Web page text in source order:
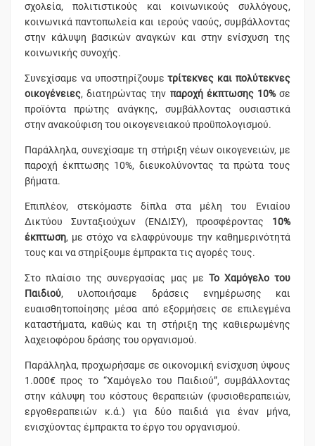
σχολεία, πολιτιστικούς και κοινωνικούς συλλόγους,
κοινωνικά παντοπωλεία και ιερούς ναούς, συμβάλλοντας
στην κάλυψη βασικών αναγκών και στην ενίσχυση της
κοινωνικής συνοχής.
Συνεχίσαμε να υποστηρίζουμετρίτεκνες και πολύτεκνες
οικογένειες, διατηρώντας την παροχή έκπτωσης 10% σε
προϊόντα πρώτης ανάγκης, συμβάλλοντας ουσιαστικά
στην ανακούφιση του οικογενειακού προϋπολογισμού.
Παράλληλα, συνεχίσαμε τη στήριξη νέων οικογενειών, με
παροχή έκπτωσης 10%, διευκολύνοντας τα πρώτα τους
βήματα.
Επιπλέον, στεκόμαστε δίπλα στα μέλη του Ενιαίου
Δικτύου Συνταξιούχων (ΕΝΔΙΣΥ), προσφέροντας 10%
έκπτωση, με στόχο να ελαφρύνουμε την καθημερινότητά
τους και να στηρίξουμε έμπρακτα τις αγορές τους.
Στο πλαίσιο της συνεργασίας μας με Το Χαμόγελο του
Παιδιού, υλοποιήσαμε δράσεις ενημέρωσης και
ευαισθητοποίησης μέσα από εξορμήσεις σε επιλεγμένα
καταστήματα, καθώς και τη στήριξη της καθιερωμένης
λαχειοφόρου δράσης του οργανισμού.
Παράλληλα, προχωρήσαμε σε οικονομική ενίσχυση ύψους
1.000€ προς το “Χαμόγελο του Παιδιού”, συμβάλλοντας
στην κάλυψη του κόστους θεραπειών (φυσιοθεραπειών,
εργοθεραπειών κ.ά.) για δύο παιδιά για έναν μήνα,
ενισχύοντας έμπρακτα το έργο του οργανισμού.